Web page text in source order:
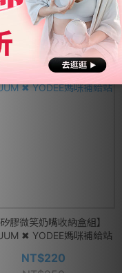
矽膠微笑奶嘴收納盒組】
✖ YODEE媽咪補給站
NT$220